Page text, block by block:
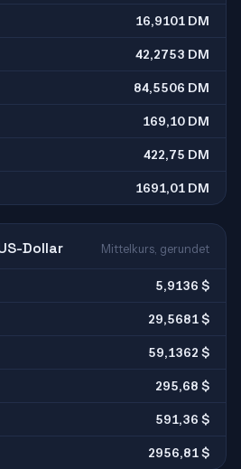
16,9101 DM
42,2753 DM
84,5506 DM
169,10 DM
422,75 DM
1691,01 DM
Dollar Mittelkurs, gerundet
5,9136 $
29,5681 $
59,1362 $
295,68 $
591,36 $
2956,81 $